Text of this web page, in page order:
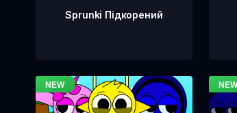
Sprunki Підкорений